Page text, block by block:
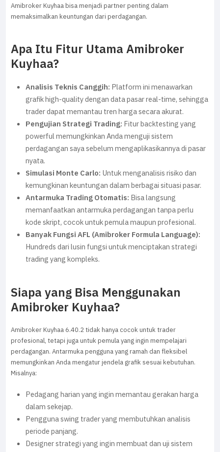
Amibroker Kuyhaa bisa menjadi partner penting dalam
memaksimalkan keuntungan dari perdagangan.
Apa Itu Fitur Utama Amibroker
Kuyhaa?
Analisis Teknis Canggih: Platform ini menawarkan
grafik high-quality dengan data pasar real-time, sehingga
trader dapat memantau tren harga secara akurat.
Pengujian Strategi Trading: Fitur backtesting yang
powerful memungkinkan Anda menguji sistem
perdagangan saya sebelum mengaplikasikannya di pasar
nyata.
Simulasi Monte Carlo: Untuk menganalisis risiko dan
kemungkinan keuntungan dalam berbagai situasi pasar.
Antarmuka Trading Otomatis: Bisa langsung
memanfaatkan antarmuka perdagangan tanpa perlu
kode skript, cocok untuk pemula maupun profesional.
Banyak Fungsi AFL (Amibroker Formula Language):
Hundreds dari lusin fungsi untuk menciptakan strategi
trading yang kompleks.
Siapa yang Bisa Menggunakan
Amibroker Kuyhaa?
Amibroker Kuyhaa 6.40.2 tidak hanya cocok untuk trader
profesional, tetapi juga untuk pemula yang ingin mempelajari
perdagangan. Antarmuka pengguna yang ramah dan fleksibel
memungkinkan Anda mengatur jendela grafik sesuai kebutuhan.
Misalnya:
Pedagang harian yang ingin memantau gerakan harga
dalam sekejap.
Pengguna swing trader yang membutuhkan analisis
periode panjang.
Designer strategi yang ingin membuat dan uji sistem